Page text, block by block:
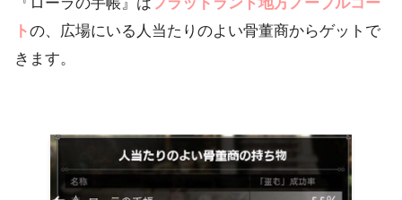
トの、広場にいる人当たりのよい骨董商からゲットで
きます。